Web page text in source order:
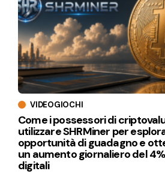
VIDEOGIOCHI
Come i possessori di
utilizzare SHRMiner per
opportunità di guadagno e
un aumento giornaliero del
digitali